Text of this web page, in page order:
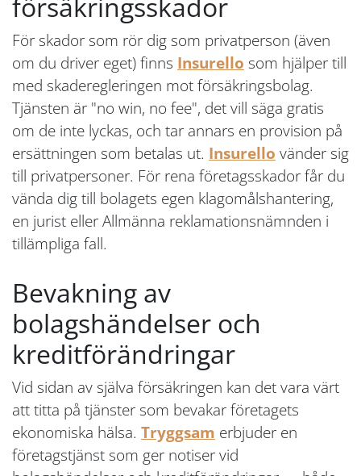
För skador som rör dig som privatperson (även
om du driver eget) finns Insurello som hjälper till
med skaderegleringen mot försäkringsbolag.
Tjänsten är "no win, no fee", det vill säga gratis
om de inte lyckas, och tar annars en provision på
ersättningen som betalas ut. Insurello vänder sig
till privatpersoner. För rena företagsskador får du
vända dig till bolagets egen klagomålshantering,
en jurist eller Allmänna reklamationsnämnden i
tillämpliga fall.
Bevakning av
bolagshändelser och
kreditförändringar
Vid sidan av själva försäkringen kan det vara värt
att titta på tjänster som bevakar företagets
ekonomiska hälsa. Tryggsam erbjuder en
företagstjänst som ger notiser vid